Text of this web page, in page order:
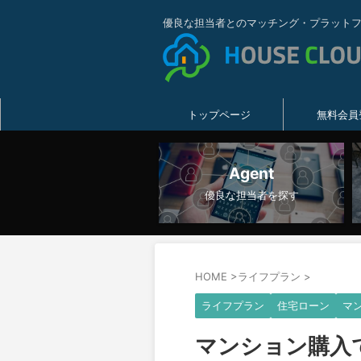
優良な担当者とのマッチング・プラット
トップページ 無料会員
Agent
優良な担当者を探す
HOME >ライフプラン >
ライフプラン 住宅ローン マ
マンション購入